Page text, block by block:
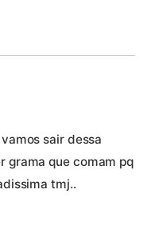
sair dessa
grama que comam pq
tmj..